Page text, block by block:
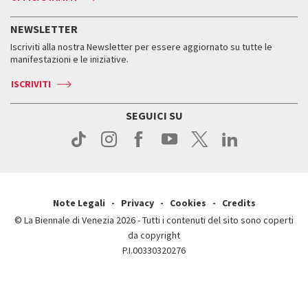
Press
Accrediti
Come raggiungerci
Come raggiungerci
Contatti
Press
Press
Orari e sedi
Biglietti
Servizi al pubblico
Come raggiungerci
Contatti
ASAC DATI
Storia
Orari e sedi
NEWSLETTER
Iscriviti alla nostra Newsletter per essere aggiornato su tutte le
manifestazioni e le iniziative.
ISCRIVITI
SEGUICI SU
Note Legali Privacy Cookies
Credits
© La Biennale di Venezia 2026 - Tutti i contenuti del sito sono coperti
da copyright
P.I.00330320276